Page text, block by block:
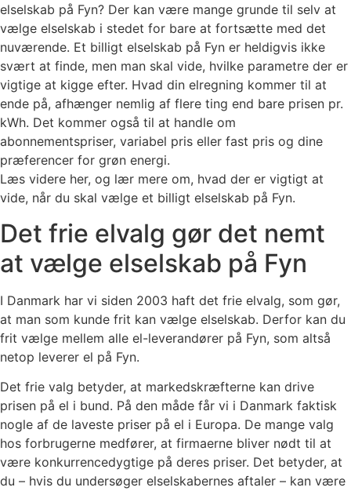
elselskab på Fyn? Der kan være mange grunde til selv at
vælge elselskab i stedet for bare at fortsætte med det
nuværende. Et billigt elselskab på Fyn er heldigvis ikke
svært at finde, men man skal vide, hvilke parametre der er
vigtige at kigge efter. Hvad din elregning kommer til at
ende på, afhænger nemlig af flere ting end bare prisen pr.
kWh. Det kommer også til at handle om
abonnementspriser, variabel pris eller fast pris og dine
præferencer for grøn energi.
Læs videre her, og lær mere om, hvad der er vigtigt at
vide, når du skal vælge et billigt elselskab på Fyn.
Det frie elvalg gør det nemt
at vælge elselskab på Fyn
I Danmark har vi siden 2003 haft det frie elvalg, som gør,
at man som kunde frit kan vælge elselskab. Derfor kan du
frit vælge mellem alle el-leverandører på Fyn, som altså
netop leverer el på Fyn.
Det frie valg betyder, at markedskræfterne kan drive
prisen på el i bund. På den måde får vi i Danmark faktisk
nogle af de laveste priser på el i Europa. De mange valg
hos forbrugerne medfører, at firmaerne bliver nødt til at
være konkurrencedygtige på deres priser. Det betyder, at
du – hvis du undersøger elselskabernes aftaler – kan være